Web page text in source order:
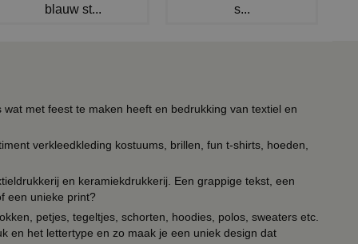
blauw st...
s...
met feest te maken heeft en bedrukking van textiel en
verkleedkleding kostuums, brillen, fun t-shirts, hoeden,
en keramiekdrukkerij. Een grappige tekst, een
een unieke print?
petjes, tegeltjes, schorten, hoodies, polos, sweaters etc.
en het lettertype en zo maak je een uniek design dat